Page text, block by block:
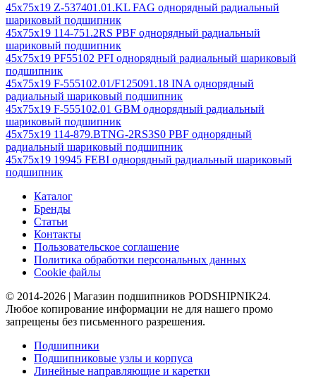
45x75x19 Z-537401.01.KL FAG однорядный радиальный
шариковый подшипник
45x75x19 114-751.2RS PBF однорядный радиальный
шариковый подшипник
45x75x19 PF55102 PFI однорядный радиальный шариковый
подшипник
45x75x19 F-555102.01/F125091.18 INA однорядный
радиальный шариковый подшипник
45x75x19 F-555102.01 GBM однорядный радиальный
шариковый подшипник
45x75x19 114-879.BTNG-2RS3S0 PBF однорядный
радиальный шариковый подшипник
45x75x19 19945 FEBI однорядный радиальный шариковый
подшипник
Каталог
Бренды
Статьи
Контакты
Пользовательское соглашение
Политика обработки персональных данных
Cookie файлы
© 2014-2026 | Магазин подшипников PODSHIPNIK24.
Любое копирование информации не для нашего промо
запрещены без письменного разрешения.
Подшипники
Подшипниковые узлы и корпуса
Линейные направляющие и каретки